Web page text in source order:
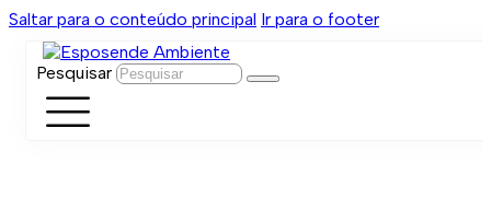
Saltar para o conteúdo principal Ir para o footer
Pesquisar